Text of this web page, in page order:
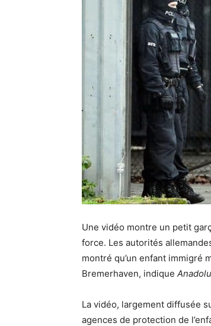
Une vidéo montre un petit
force. Les autorités
montré qu’un enfant immigré
Bremerhaven, indique
La vidéo, largement diffusée
agences de protection de